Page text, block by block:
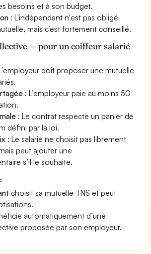
besoins et à son budget.
: L'indépendant n'est pas obligé
mais c’est fortement conseillé.
— pour un coiffeur salarié
doit proposer une mutuelle
: L’employeur paie au moins 50
: Le contrat respecte un panier de
défini par la loi.
: Le salarié ne choisit pas librement
peut ajouter une
s’il le souhaite.
choisit sa mutuelle TNS et peut
automatiquement d’une
proposée par son employeur.